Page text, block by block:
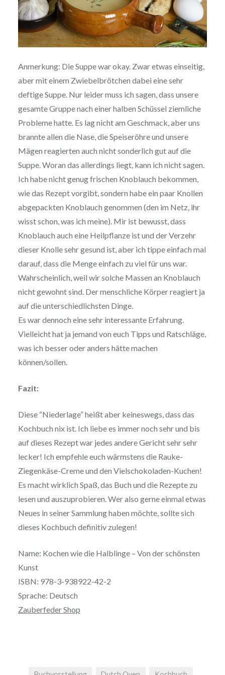
Anmerkung: Die Suppe war okay. Zwar etwas einseitig,
aber mit einem Zwiebelbrötchen dabei eine sehr
deftige Suppe. Nur leider muss ich sagen, dass unsere
gesamte Gruppe nach einer halben Schüssel ziemliche
Probleme hatte. Es lag nicht am Geschmack, aber uns
brannte allen die Nase, die Speiseröhre und unsere
Mägen reagierten auch nicht sonderlich gut auf die
Suppe. Woran das allerdings liegt, kann ich nicht sagen.
Ich habe nicht genug frischen Knoblauch bekommen,
wie das Rezept vorgibt, sondern habe ein paar Knollen
abgepackten Knoblauch genommen (den im Netz, ihr
wisst schon, was ich meine). Mir ist bewusst, dass
Knoblauch auch eine Heilpflanze ist und der Verzehr
dieser Knolle sehr gesund ist, aber ich tippe einfach mal
darauf, dass die Menge einfach zu viel für uns war.
Wahrscheinlich, weil wir solche Massen an Knoblauch
nicht gewohnt sind. Der menschliche Körper reagiert ja
auf die unterschiedlichsten Dinge.
Es war dennoch eine sehr interessante Erfahrung.
Vielleicht hat ja jemand von euch Tipps und Ratschläge,
was ich besser oder anders hätte machen
können/sollen.
Fazit:
Diese “Niederlage” heißt aber keineswegs, dass das
Kochbuch nix ist. Ich liebe es immer noch sehr und bis
auf dieses Rezept war jedes andere Gericht sehr sehr
lecker! Ich empfehle euch wärmstens die Rauke-
Ziegenkäse-Creme und den Vielschokoladen-Kuchen!
Es macht wirklich Spaß, das Buch und die Rezepte zu
lesen und auszuprobieren. Wer also gerne einmal etwas
Neues in seiner Sammlung haben möchte, sollte sich
dieses Kochbuch definitiv zulegen!
Name: Kochen wie die Halblinge – Von der schönsten
Kunst
ISBN: 978-3-938922-42-2
Sprache: Deutsch
Zauberfeder Shop